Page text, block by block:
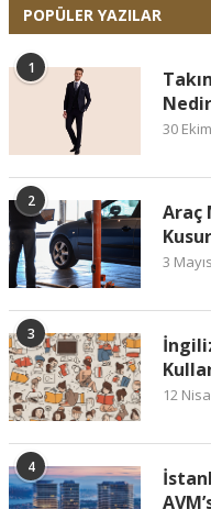
POPÜLER YAZILAR
1
30
2
Araç
3
3
12
4